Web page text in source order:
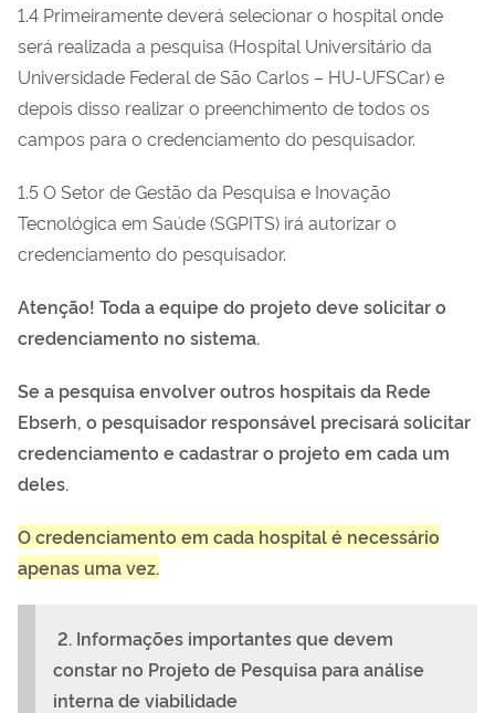
1.4 Primeiramente deverá selecionar o hospital onde
será realizada a pesquisa (Hospital Universitário da
Universidade Federal de São Carlos – HU-UFSCar) e
depois disso realizar o preenchimento de todos os
campos para o credenciamento do pesquisador.
1.5 O Setor de Gestão da Pesquisa e Inovação
Tecnológica em Saúde (SGPITS) irá autorizar o
credenciamento do pesquisador.
Atenção! Toda a equipe do projeto deve solicitar o
credenciamento no sistema.
Se a pesquisa envolver outros hospitais da Rede
Ebserh, o pesquisador responsável precisará solicitar
credenciamento e cadastrar o projeto em cada um
deles.
O credenciamento em cada hospital é necessário
apenas uma vez.
2. Informações importantes que devem
constar no Projeto de Pesquisa para análise
interna de viabilidade